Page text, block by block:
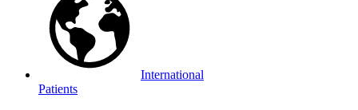
International
Patients